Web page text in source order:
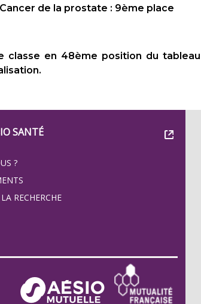
de la prostate : 9ème place
classe en 48ème position du
SANTÉ
?
RECHERCHE